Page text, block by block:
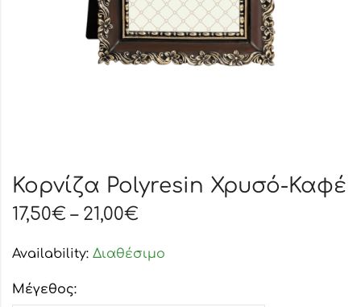
Κορvίζα Polyresin Χρυσό-Καφέ
17,50€ – 21,00€
Availability: Διαθέσιμο
Μέγεθος: